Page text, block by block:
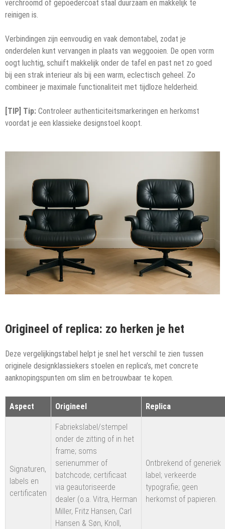
verchroomd of gepoedercoat staal duurzaam en makkelijk te
reinigen is.
Verbindingen zijn eenvoudig en vaak demontabel, zodat je
onderdelen kunt vervangen in plaats van weggooien. De open vorm
oogt luchtig, schuift makkelijk onder de tafel en past net zo goed
bij een strak interieur als bij een warm, eclectisch geheel. Zo
combineer je maximale functionaliteit met tijdloze helderheid.
[TIP] Tip: Controleer authenticiteitsmarkeringen en herkomst
voordat je een klassieke designstoel koopt.
Origineel of replica: zo herken je het
Deze vergelijkingstabel helpt je snel het verschil te zien tussen
originele designklassiekers stoelen en replica’s, met concrete
aanknopingspunten om slim en betrouwbaar te kopen.
Aspect Origineel Replica
Signaturen,
labels en
certificaten
Fabriekslabel/stempel
onder de zitting of in het
frame; soms
serienummer of
batchcode; certificaat
via geautoriseerde
dealer (o.a. Vitra, Herman
Miller, Fritz Hansen, Carl
Hansen & Søn, Knoll,
Ontbrekend of generiek
label; verkeerde
typografie; geen
herkomst of papieren.